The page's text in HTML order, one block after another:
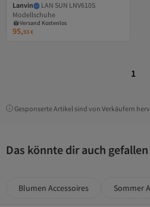
Lanvin
LAN SUN LNV610S
Modellschuhe
Versand Kostenlos
Gratis Versand
Versand Kostenlos
95,93€
1
Gesponserte Artikel sind von Verkäufern
Das könnte dir auch gefallen
Blumen Accessoires Sommer